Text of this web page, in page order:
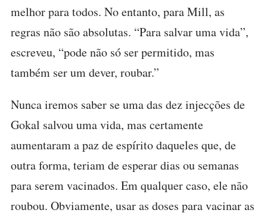
melhor para todos. No entanto, para Mill, as
regras não são absolutas. “Para salvar uma vida”,
escreveu, “pode não só ser permitido, mas
também ser um dever, roubar.”
Nunca iremos saber se uma das dez injecções de
Gokal salvou uma vida, mas certamente
aumentaram a paz de espírito daqueles que, de
outra forma, teriam de esperar dias ou semanas
para serem vacinados. Em qualquer caso, ele não
roubou. Obviamente, usar as doses para vacinar as